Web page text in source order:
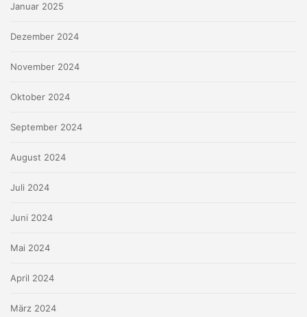
Januar 2025
Dezember 2024
November 2024
Oktober 2024
September 2024
August 2024
Juli 2024
Juni 2024
Mai 2024
April 2024
März 2024